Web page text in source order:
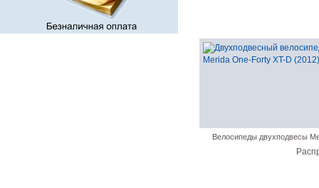
Велосипеды двухподвесы